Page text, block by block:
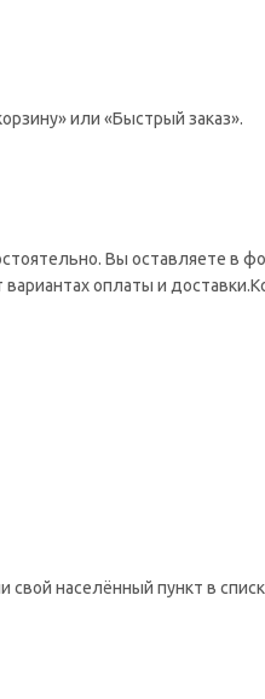
или «Быстрый заказ».
Вы оставляете в
оплаты и
населённый пункт в